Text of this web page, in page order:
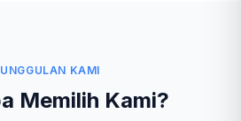
KAMI
Memilih Kami?